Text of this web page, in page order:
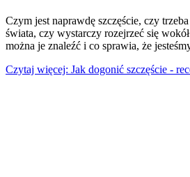
Czym jest naprawdę szczęście, czy
świata, czy wystarczy rozejrzeć się
można je znaleźć i co sprawia, że
Czytaj więcej: Jak dogonić szczęście -